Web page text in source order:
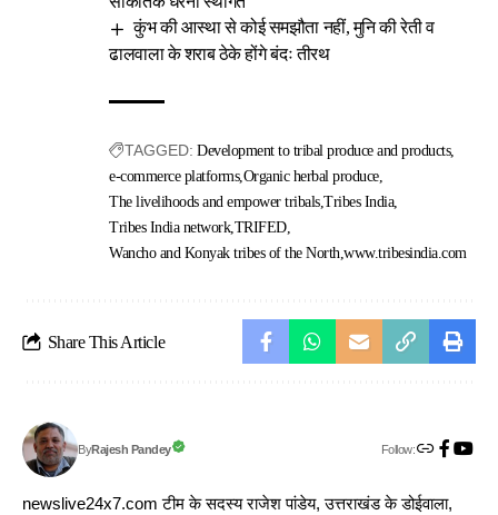
कुंभ की आस्था से कोई समझौता नहीं, मुनि की रेती व
ढालवाला के शराब ठेके होंगे बंदः तीरथ
TAGGED: Development to tribal produce and products
e-commerce platforms Organic herbal produce
The livelihoods and empower tribals Tribes India
Tribes India network TRIFED
Wancho and Konyak tribes of the North www.tribesindia.com
Share This Article
ByRajesh Pandey Follow:
newslive24x7.com टीम के सदस्य राजेश पांडेय, उत्तराखंड के डोईवाला,